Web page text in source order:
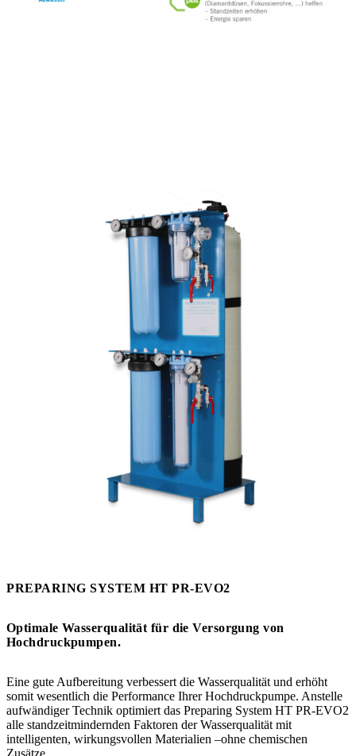
PREPARING SYSTEM HT PR-EVO2
Optimale Wasserqualität für die Versorgung von
Hochdruckpumpen.
Eine gute Aufbereitung verbessert die Wasserqualität und erhöht
somit wesentlich die Performance Ihrer Hochdruckpumpe. Anstelle
aufwändiger Technik optimiert das Preparing System HT PR-EVO2
alle standzeitmindernden Faktoren der Wasserqualität mit
intelligenten, wirkungsvollen Materialien –ohne chemischen
Zusätze.